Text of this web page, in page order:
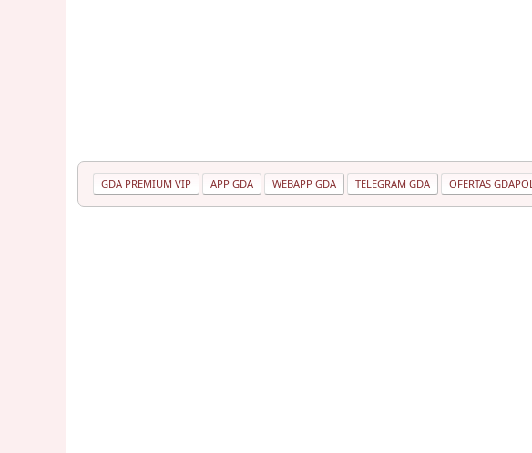
GDA PREMIUM VIP APP GDA WEBAPP GDA TELEGRAM GDA OFERTAS GDAPOL